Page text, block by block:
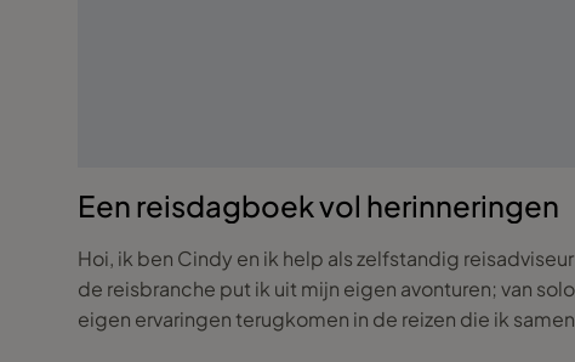
Een reisdagboek vol herinneringen
Hoi, ik ben Cindy en ik help als zelfstandig
de reisbranche put ik uit mijn eigen avonturen; van